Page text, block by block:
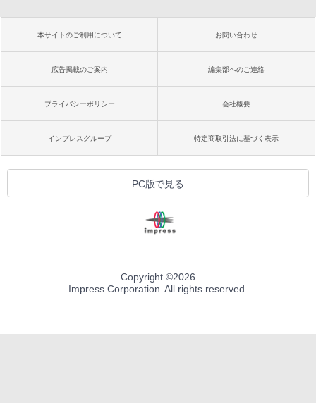
本サイトのご利用について お問い合わせ
広告掲載のご案内 編集部へのご連絡
プライバシーポリシー 会社概要
インプレスグループ 特定商取引法に基づく表示
PC版で見る
Copyright ©2026
Impress Corporation. All rights reserved.